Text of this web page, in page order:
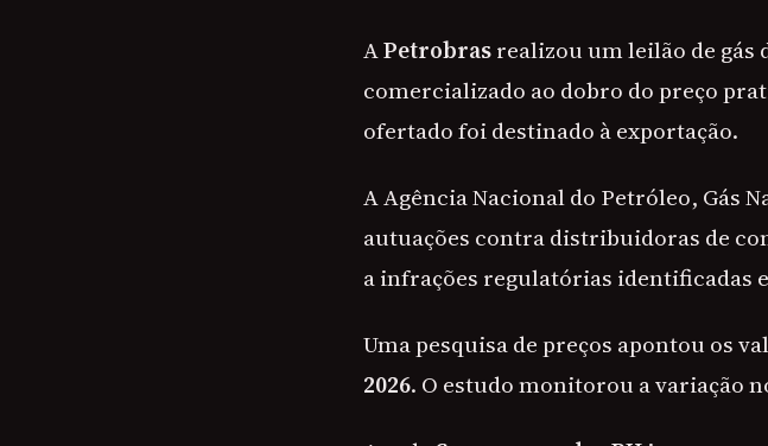
APetrobrasrealizou um leilão de gás
comercializado ao dobro do preço
ofertado foi destinado à exportação.
A Agência Nacional do Petróleo, Gás
autuações contra distribuidoras de
a infrações regulatórias identificadas
Uma pesquisa de preços apontou os
2026. O estudo monitorou a variação